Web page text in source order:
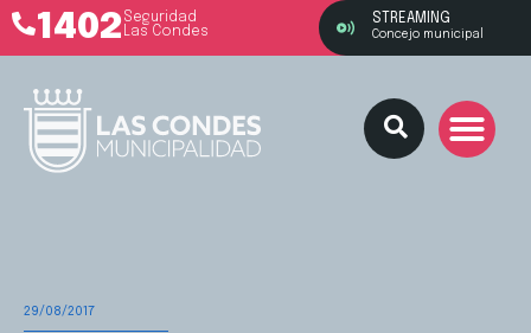
1402 Seguridad
Las Condes
STREAMING
Concejo municipal
29/08/2017